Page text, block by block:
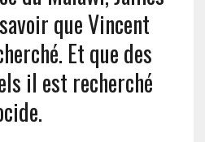
que Vincent
Et que des
il est recherché